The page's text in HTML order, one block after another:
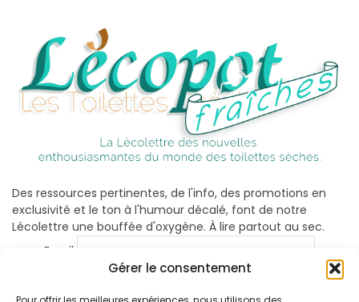
Gérer le consentement
Des ressources pertinentes, de l'info, des promotions en
exclusivité et le ton à l'humour décalé, font de notre
Lécolettre une bouffée d'oxygène. À lire partout au sec.
Email